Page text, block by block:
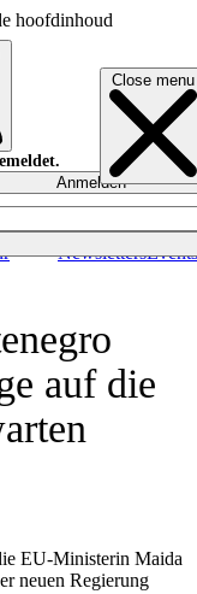
hoofdinhoud
Close menu
NewslettersEvents
Anmelden
auf die
EU-Ministerin Maida
neuen Regierung